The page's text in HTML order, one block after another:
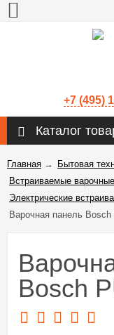
+7 (495)
Каталог
Главная → Бытовая
Встраиваемые
Электрические
Варочная панель
Bosch